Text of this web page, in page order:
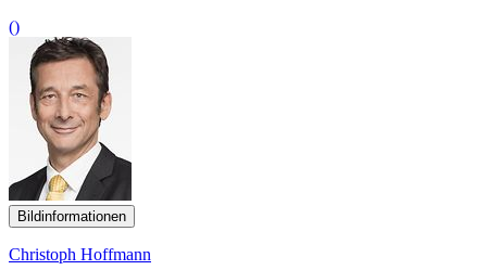
()
Bildinformationen
Christoph Hoffmann